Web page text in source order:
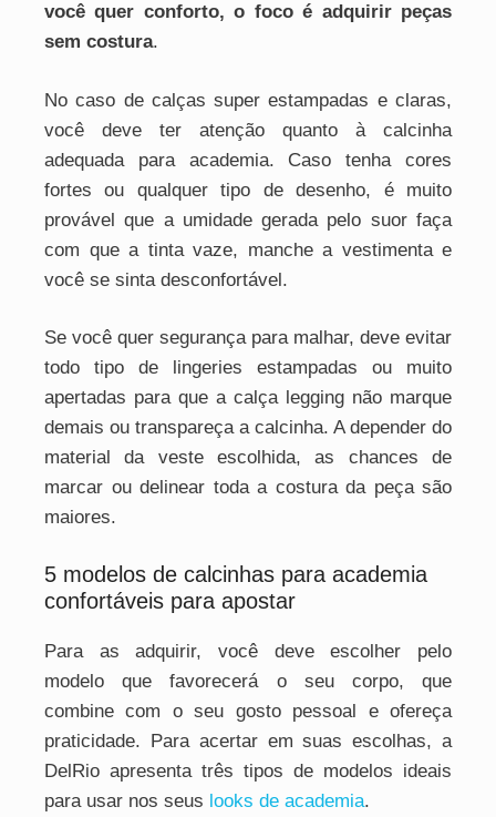
você quer conforto, o foco é adquirir peças
sem costura.
No caso de calças super estampadas e claras,
você deve ter atenção quanto à calcinha
adequada para academia. Caso tenha cores
fortes ou qualquer tipo de desenho, é muito
provável que a umidade gerada pelo suor faça
com que a tinta vaze, manche a vestimenta e
você se sinta desconfortável.
Se você quer segurança para malhar, deve evitar
todo tipo de lingeries estampadas ou muito
apertadas para que a calça legging não marque
demais ou transpareça a calcinha. A depender do
material da veste escolhida, as chances de
marcar ou delinear toda a costura da peça são
maiores.
5 modelos de calcinhas para academia
confortáveis para apostar
Para as adquirir, você deve escolher pelo
modelo que favorecerá o seu corpo, que
combine com o seu gosto pessoal e ofereça
praticidade. Para acertar em suas escolhas, a
DelRio apresenta três tipos de modelos ideais
para usar nos seus looks de academia.